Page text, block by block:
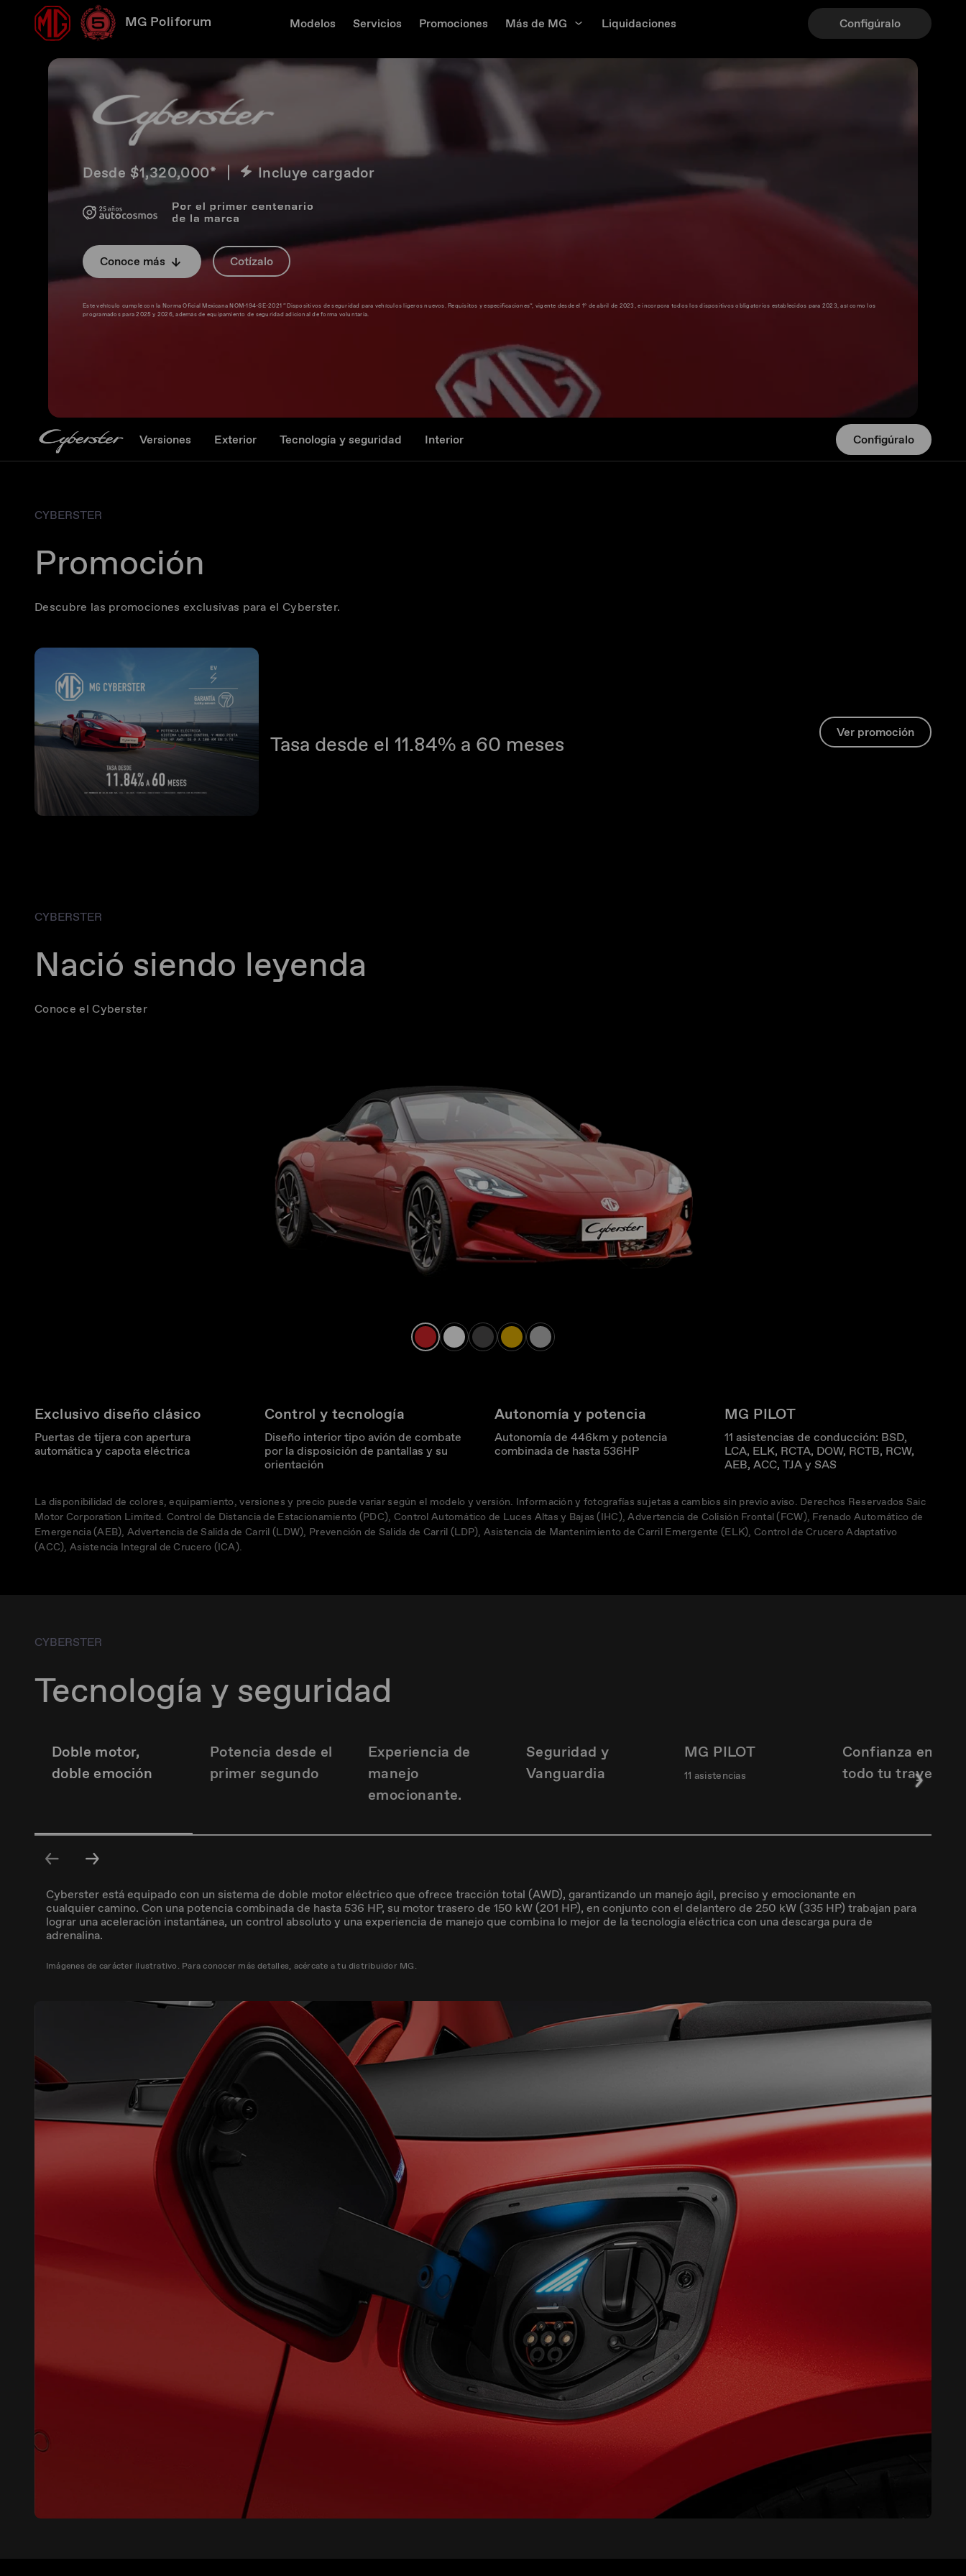
MG Poliforum Modelos Servicios Promociones Más de MG Liquidaciones Configúralo
Desde $1,320,000* Incluye cargador
Conoce más Cotízalo
Este vehículo cumple con la Norma Oficial Mexicana NOM-194-SE-2021 “Dispositivos de seguridad para vehículos ligeros nuevos. Requisitos y especificaciones”, vigente desde el 1º de abril de 2023, e incorpora todos los dispositivos obligatorios establecidos para 2023, así como los
programados para 2025 y 2026, además de equipamiento de seguridad adicional de forma voluntaria.
Versiones Exterior Tecnología y seguridad Interior Configúralo
CYBERSTER
Promoción
Descubre las promociones exclusivas para el Cyberster.
Tasa desde el 11.84% a 60 meses Ver promoción
CYBERSTER
Nació siendo leyenda
Conoce el Cyberster
Exclusivo diseño clásico
Puertas de tijera con apertura
automática y capota eléctrica
Control y tecnología
Diseño interior tipo avión de combate
por la disposición de pantallas y su
orientación
Autonomía y potencia
Autonomía de 446km y potencia
combinada de hasta 536HP
MG PILOT
11 asistencias de conducción: BSD,
LCA, ELK, RCTA, DOW, RCTB, RCW,
AEB, ACC, TJA y SAS
La disponibilidad de colores, equipamiento, versiones y precio puede variar según el modelo y versión. Información y fotografías sujetas a cambios sin previo aviso. Derechos Reservados Saic
Motor Corporation Limited. Control de Distancia de Estacionamiento (PDC), Control Automático de Luces Altas y Bajas (IHC), Advertencia de Colisión Frontal (FCW), Frenado Automático de
Emergencia (AEB), Advertencia de Salida de Carril (LDW), Prevención de Salida de Carril (LDP), Asistencia de Mantenimiento de Carril Emergente (ELK), Control de Crucero Adaptativo
(ACC), Asistencia Integral de Crucero (ICA).
CYBERSTER
Tecnología y seguridad
Doble motor,
doble emoción
Potencia desde el
primer segundo
Experiencia de
manejo
emocionante.
Seguridad y
Vanguardia
MG PILOT
11 asistencias
Confianza en
todo tu trayecto
Cyberster está equipado con un sistema de doble motor eléctrico que ofrece tracción total (AWD), garantizando un manejo ágil, preciso y emocionante en
cualquier camino. Con una potencia combinada de hasta 536 HP, su motor trasero de 150 kW (201 HP), en conjunto con el delantero de 250 kW (335 HP) trabajan para
lograr una aceleración instantánea, un control absoluto y una experiencia de manejo que combina lo mejor de la tecnología eléctrica con una descarga pura de
adrenalina.
Imágenes de carácter ilustrativo. Para conocer más detalles, acércate a tu distribuidor MG.